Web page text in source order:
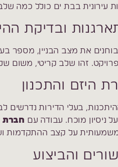
עירונית בבת ים כולל כמה
ובדיקת
את מצב הבניין, מספר
זהו שלב קריטי, משום
היזם והתכנון
בעלי הדירות נדרשים
ניסיון מוכח. עבודה עם חברת
על קצב ההתקדמות
והביצוע